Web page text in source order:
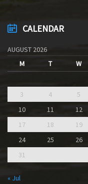
CALENDAR
AUGUST 2026
M
T W
3
4 5
10
11 12
17
18 19
24
25 26
31
« Jul